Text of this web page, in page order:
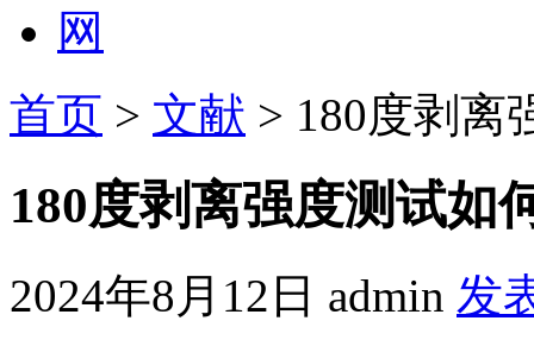
首页 > 文献 > 180度剥离
180度剥离强度测试如
2024年8月12日 admin 发